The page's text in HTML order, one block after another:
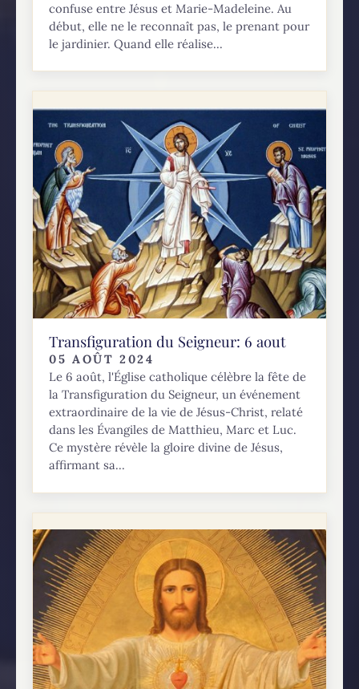
confuse entre Jésus et Marie-Madeleine. Au
début, elle ne le reconnaît pas, le prenant pour
le jardinier. Quand elle réalise...
Transfiguration du Seigneur: 6 aout
05 AOÛT 2024
Le 6 août, l'Église catholique célèbre la fête de
la Transfiguration du Seigneur, un événement
extraordinaire de la vie de Jésus-Christ, relaté
dans les Évangiles de Matthieu, Marc et Luc.
Ce mystère révèle la gloire divine de Jésus,
affirmant sa...